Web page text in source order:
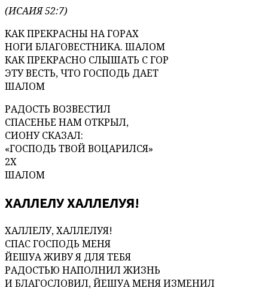
(ИСАИЯ 52:7)
КАК ПРЕКРАСНЫ НА ГОРАХ
НОГИ БЛАГОВЕСТНИКА. ШАЛОМ
КАК ПРЕКРАСНО СЛЫШАТЬ С ГОР
ЭТУ ВЕСТЬ, ЧТО ГОСПОДЬ ДАЕТ
ШАЛОМ
РАДОСТЬ ВОЗВЕСТИЛ
СПАСЕНЬЕ НАМ ОТКРЫЛ,
СИОНУ СКАЗАЛ:
«ГОСПОДЬ ТВОЙ ВОЦАРИЛСЯ»
2Х
ШАЛОМ
ХАЛЛЕЛУ ХАЛЛЕЛУЯ!
ХАЛЛЕЛУ, ХАЛЛЕЛУЯ!
СПАС ГОСПОДЬ МЕНЯ
ЙЕШУА ЖИВУ Я ДЛЯ ТЕБЯ
РАДОСТЬЮ НАПОЛНИЛ ЖИЗНЬ
И БЛАГОСЛОВИЛ, ЙЕШУА МЕНЯ ИЗМЕНИЛ